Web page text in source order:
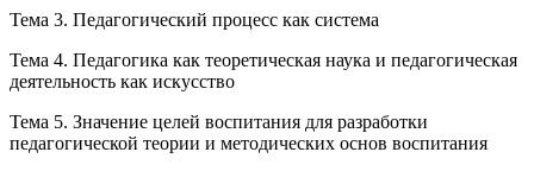
Тема 3. Педагогический процесс как система
Тема 4. Педагогика как теоретическая наука и педагогическая
деятельность как искусство
Тема 5. Значение целей воспитания для разработки
педагогической теории и методических основ воспитания